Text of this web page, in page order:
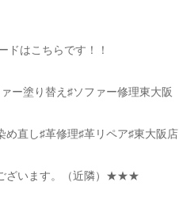
ドはこちらです！！
ー塗り替え♯ソファー修理東大阪
め直し♯革修理♯革リペア♯東大阪店
ざいます。（近隣）★★★